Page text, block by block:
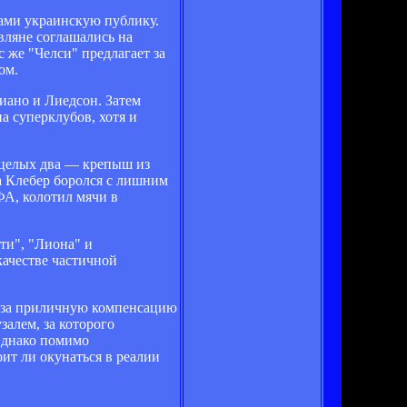
украинскую публику.
соглашались на
"Челси" предлагает за
и Лиедсон. Затем
суперклубов, хотя и
целых два — крепыш из
Клебер боролся с лишним
колотил мячи в
"Лиона" и
частичной
за приличную компенсацию
за которого
помимо
ли окунаться в реалии